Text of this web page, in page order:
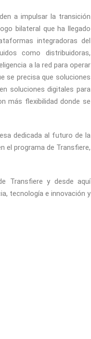
a impulsar la transición
bilateral que ha llegado
integradoras del
como distribuidoras,
a la red para operar
se precisa que soluciones
soluciones digitales para
más flexibilidad donde se
dedicada al futuro de la
el programa de Transfiere,
Transfiere y desde aquí
tecnología e innovación y